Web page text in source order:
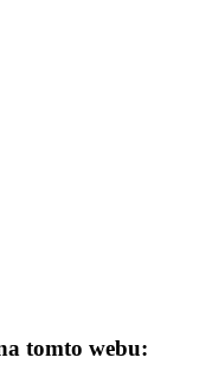
tomto webu: